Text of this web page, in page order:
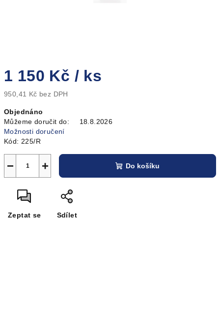
1 150 Kč / ks
950,41 Kč bez DPH
cena:
Objednáno
Můžeme doručit do:
18.8.2026
Možnosti doručení
Kód: 225/R
+
− Do košíku
Zeptat se Sdílet